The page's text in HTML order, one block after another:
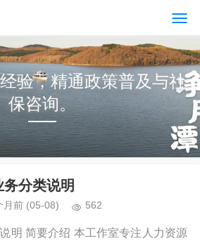
验，精通政策普及与社
保咨询。
分类说明
月前 (05-08) 562
明 简要介绍 本工作室专注人力资源